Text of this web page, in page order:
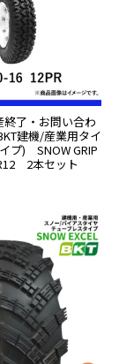
終了・お問い合わ
建機/産業用タイ
プ) SNOW GRIP
2本セット